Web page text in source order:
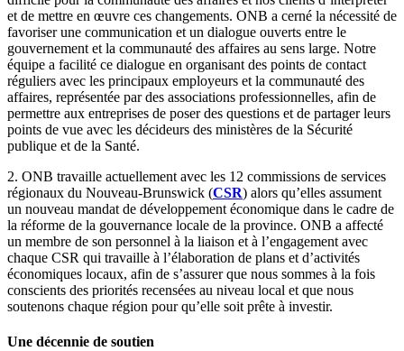
et de mettre en œuvre ces changements. ONB a cerné la nécessité de
favoriser une communication et un dialogue ouverts entre le
gouvernement et la communauté des affaires au sens large. Notre
équipe a facilité ce dialogue en organisant des points de contact
réguliers avec les principaux employeurs et la communauté des
affaires, représentée par des associations professionnelles, afin de
permettre aux entreprises de poser des questions et de partager leurs
points de vue avec les décideurs des ministères de la Sécurité
publique et de la Santé.
2. ONB travaille actuellement avec les 12 commissions de services
régionaux du Nouveau-Brunswick (CSR) alors qu’elles assument
un nouveau mandat de développement économique dans le cadre de
la réforme de la gouvernance locale de la province. ONB a affecté
un membre de son personnel à la liaison et à l’engagement avec
chaque CSR qui travaille à l’élaboration de plans et d’activités
économiques locaux, afin de s’assurer que nous sommes à la fois
conscients des priorités recensées au niveau local et que nous
soutenons chaque région pour qu’elle soit prête à investir.
Une décennie de soutien